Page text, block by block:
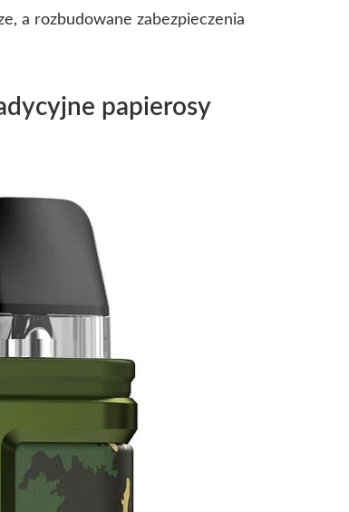
a rozbudowane zabezpieczenia
papierosy